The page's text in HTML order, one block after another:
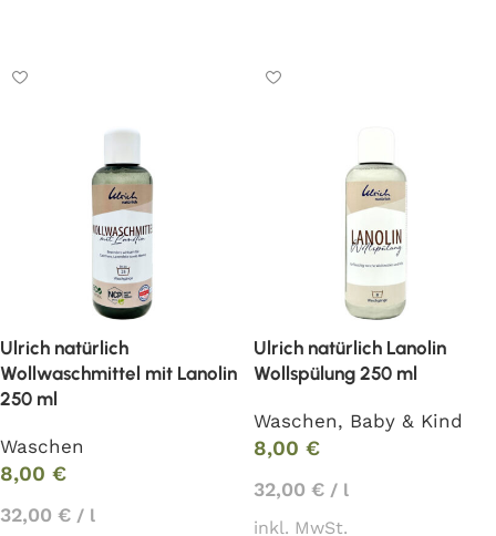
Ulrich natürlich
Wollwaschmittel mit Lanolin
250 ml
Waschen
8,00 €
32,00 € / l
Ulrich natürlich Lanolin
Wollspülung 250 ml
Waschen, Baby & Kind
8,00 €
32,00 € / l
inkl. MwSt.